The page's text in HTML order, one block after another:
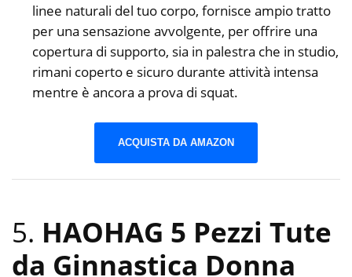
linee naturali del tuo corpo, fornisce ampio tratto
per una sensazione avvolgente, per offrire una
copertura di supporto, sia in palestra che in studio,
rimani coperto e sicuro durante attività intensa
mentre è ancora a prova di squat.
ACQUISTA DA AMAZON
5. HAOHAG 5 Pezzi Tute
da Ginnastica Donna